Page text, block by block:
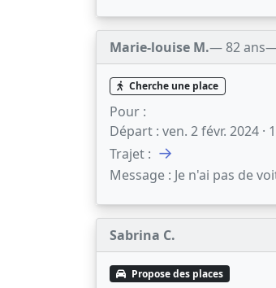
Marie-louise M.— 82 ans
Cherche une place
Pour :
Départ : ven. 2 févr. 2024 ·
Trajet : →
Message : Je n'ai pas de
Sabrina C.
Propose des places